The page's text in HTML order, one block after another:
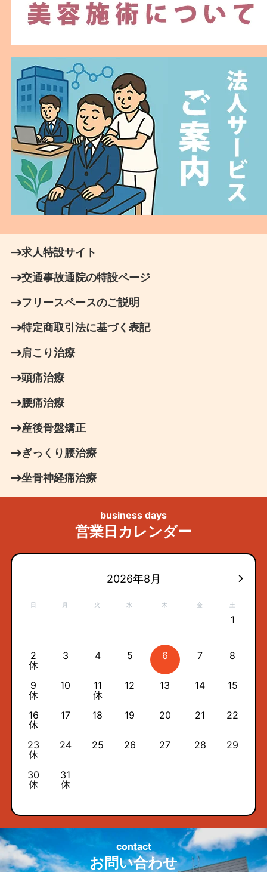
求人特設サイト
交通事故通院の特設ページ
フリースペースのご説明
特定商取引法に基づく表記
肩こり治療
頭痛治療
腰痛治療
産後骨盤矯正
ぎっくり腰治療
坐骨神経痛治療
営業日カレンダー
business days
2026年8月
日 月 火 水 木 金 土
1
2
休
3 4 5 6 7 8
9
休
10
11
休
12 13 14 15
16
休
17 18 19 20 21 22
23
休
24 25 26 27 28 29
30
休
31
休
お問い合わせ
contact